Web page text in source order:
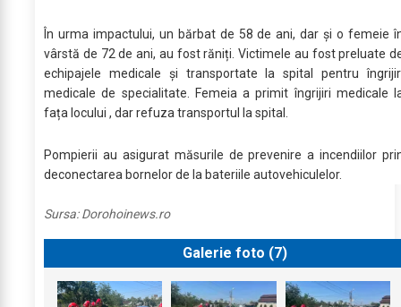
În urma impactului, un bărbat de 58 de ani, dar și o femeie
vârstă de 72 de ani, au fost răniți. Victimele au fost preluate
echipajele medicale și transportate la spital pentru
medicale de specialitate. Femeia a primit îngrijiri medicale
fața locului , dar refuza transportul la spital.
Pompierii au asigurat măsurile de prevenire a incendiilor
deconectarea bornelor de la bateriile autovehiculelor.
Sursa:Dorohoinews.ro
Galerie foto (7)